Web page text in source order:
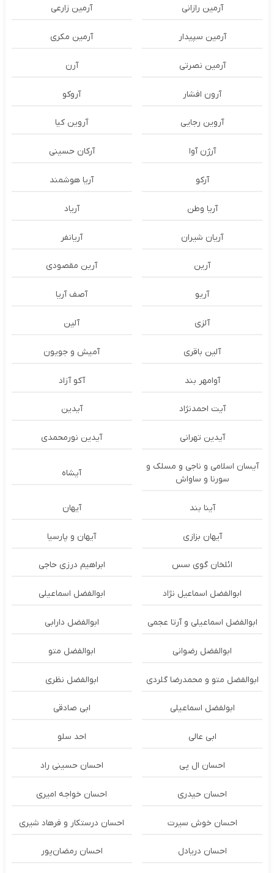
آرمین رازانی آرمین زارعی
آرمین سپیدار آرمین مکری
آرمین نصرتی آرن
آرون افشار آروکو
آروین رجایی آروین کیا
آرژن آوا آرکان حسینی
آرکو آریا هوشمند
آریا وطن آریاد
آریان شیران آریانفر
آرین آرین مقصودی
آریو آصف آریا
آلزی آلین
آلین باقری آمیش و جویون
آوامهر بند آکو آزاد
آیت احمدنژاد آیدین
آیدین تهرانی آیدین نورمحمدی
آیسان اسلامی و ناجی و مسلک و
سورنا و ساواش
آیشاه
آینا بند آیهان
آیهان بزازی آیهان و پارسیا
ائلخان گوی سس ابراهیم درزی حاجی
ابوالفضل اسماعیل نژاد ابوالفضل اسماعیلی
ابوالفضل اسماعیلی و آرتا عجمی ابوالفضل دارابی
ابوالفضل رضوانی ابوالفضل متو
ابوالفضل متو و محمدرضا گلردی ابوالفضل نظری
ابولفضل اسماعیلی ابی صادقی
ابی عالی احد سلو
احسان ال پی احسان حسینی راد
احسان حیدری احسان خواجه امیری
احسان خوش سیرت احسان درستكار و فرهاد شيرى
احسان دریادل احسان رمضان‌پور